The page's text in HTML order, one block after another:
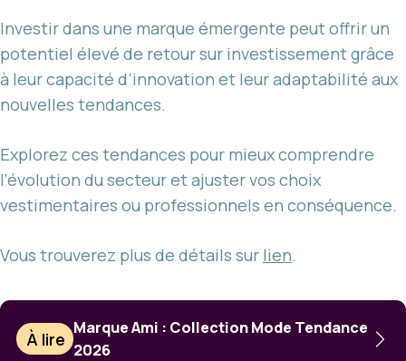
Investir dans une marque émergente peut offrir un
potentiel élevé de retour sur investissement grâce
à leur capacité d’innovation et leur adaptabilité aux
nouvelles tendances.
Explorez ces tendances pour mieux comprendre
l’évolution du secteur et ajuster vos choix
vestimentaires ou professionnels en conséquence.
Vous trouverez plus de détails sur lien.
À lire
Marque Ami : Collection Mode Tendance
2026